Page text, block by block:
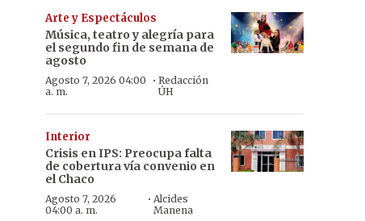
Arte y Espectáculos
Música, teatro y alegría para
el segundo fin de semana de
agosto
Agosto 7, 2026 04:00
a. m.
· Redacción
ÚH
Interior
Crisis en IPS: Preocupa falta
de cobertura vía convenio en
el Chaco
Agosto 7, 2026
04:00 a. m.
·Alcides
Manena